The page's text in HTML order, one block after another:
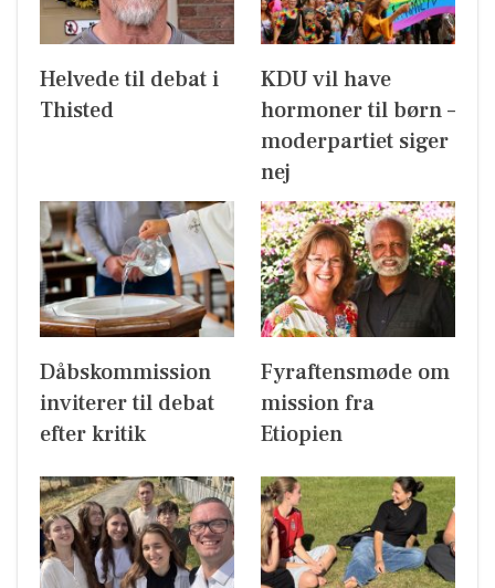
Helvede til debat i
Thisted
KDU vil have
hormoner til børn –
moderpartiet siger
nej
Dåbskommission
inviterer til debat
efter kritik
Fyraftensmøde om
mission fra
Etiopien